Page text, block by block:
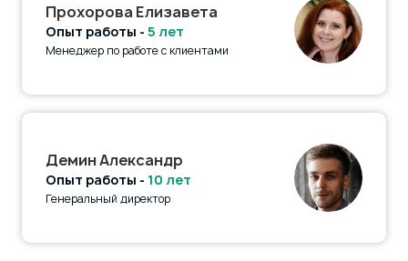
Прохорова Елизавета
Опыт работы - 5 лет
Менеджер по работе с клиентами
Демин Александр
Опыт работы - 10 лет
Генеральный директор